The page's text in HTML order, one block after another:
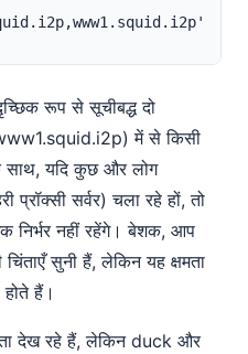
रूप से सूचीबद्ध दो
में से किसी
यदि कुछ और लोग
सर्वर) चला रहे हों, तो
नहीं रहेंगे। बेशक, आप
सुनी हैं, लेकिन यह क्षमता
हैं।
देख रहे हैं, लेकिन duck और